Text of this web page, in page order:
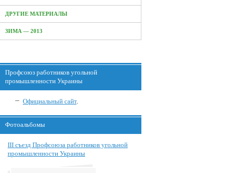
ДРУГИЕ МАТЕРИАЛЫ
ЗИМА — 2013
Профсоюз работников угольной
промышленности Украины
Официальный сайт.
Фотоальбомы
III съезд Профсоюза работников угольной
промышленности Украины